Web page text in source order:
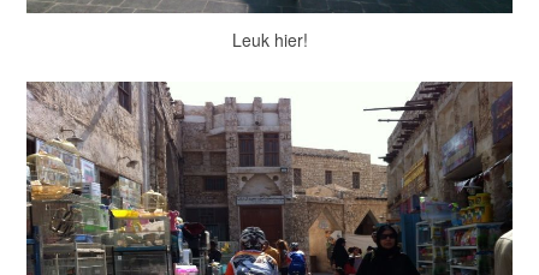
Leuk hier!